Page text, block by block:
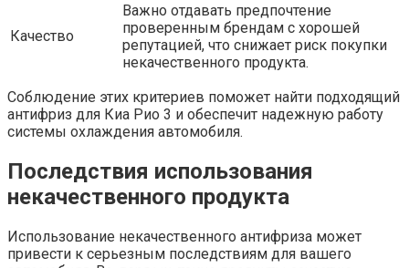
Качество
Важно отдавать предпочтение
проверенным брендам с хорошей
репутацией, что снижает риск покупки
некачественного продукта.
Соблюдение этих критериев поможет найти подходящий
антифриз для Киа Рио 3 и обеспечит надежную работу
системы охлаждения автомобиля.
Последствия использования
некачественного продукта
Использование некачественного антифриза может
привести к серьезным последствиям для вашего